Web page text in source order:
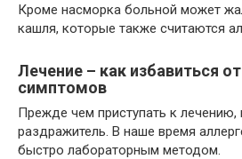
Кроме насморка больной может
кашля, которые также считаются
Лечение – как избавиться
симптомов
Прежде чем приступать к лечению,
раздражитель. В наше время
быстро лабораторным методом.